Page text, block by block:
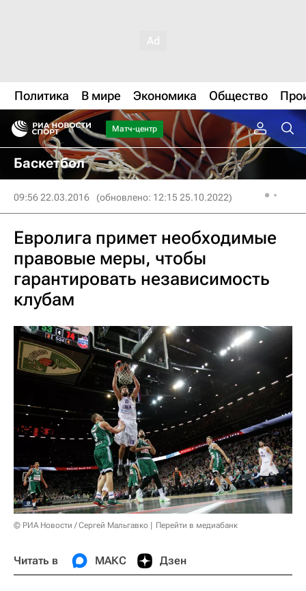
Политика В мире Экономика Общество
Матч-центр
Баскетбол
09:56 22.03.2016 (обновлено: 12:15 25.10.2022)
Евролига примет необходимые
правовые меры, чтобы
гарантировать независимость
клубам
© РИА Новости / Сергей Мальгавко Перейти в медиабанк
Читать в МАКС Дзен